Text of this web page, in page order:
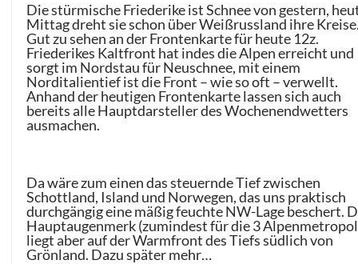
Die stürmische Friederike ist Schnee von gestern,
Mittag dreht sie schon über Weißrussland ihre
Gut zu sehen an der Frontenkarte für heute 12z.
Friederikes Kaltfront hat indes die Alpen erreicht und
sorgt im Nordstau für Neuschnee, mit einem
Norditalientief ist die Front – wie so oft – verwellt.
Anhand der heutigen Frontenkarte lassen sich auch
bereits alle Hauptdarsteller des Wochenendwetters
ausmachen.
Da wäre zum einen das steuernde Tief zwischen
Schottland, Island und Norwegen, das uns praktisch
durchgängig eine mäßig feuchte NW-Lage beschert.
Hauptaugenmerk (zumindest für die 3
liegt aber auf der Warmfront des Tiefs südlich von
Grönland. Dazu später mehr…